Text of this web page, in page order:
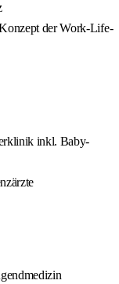
der Work-Life-
inkl. Baby-